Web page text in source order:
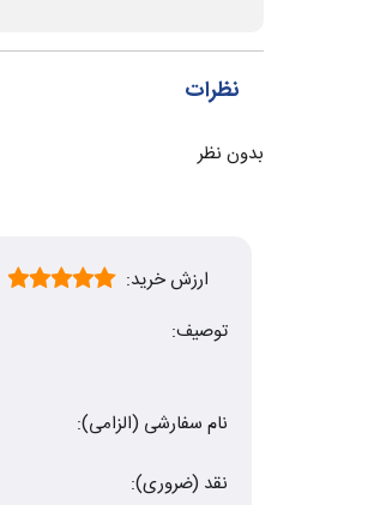
نظرات
بدون نظر
ارزش خرید:
توصیف:
نام سفارشی (الزامی):
نقد (ضروری):